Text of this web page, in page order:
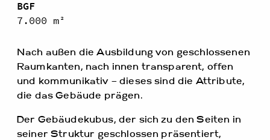
BGF
7.000 m²
Nach außen die Ausbildung von geschlossenen
Raumkanten, nach innen transparent, offen
und kommunikativ – dieses sind die Attribute,
die das Gebäude prägen.
Der Gebäudekubus, der sich zu den Seiten in
seiner Struktur geschlossen präsentiert,